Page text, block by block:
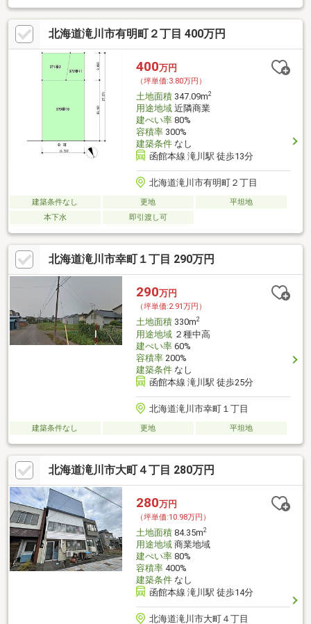
北海道滝川市有明町２丁目 400万円
400万円
（坪単価:3.80万円）
土地面積347.09m2
用途地域近隣商業
建ぺい率80%
容積率300%
建築条件なし
函館本線 滝川駅 徒歩13分
北海道滝川市有明町２丁目
建築条件なし 更地
平坦地
本下水
即引渡し可
北海道滝川市幸町１丁目 290万円
290万円
（坪単価:2.91万円）
土地面積330m2
用途地域２種中高
建ぺい率60%
容積率200%
建築条件なし
函館本線 滝川駅 徒歩25分
北海道滝川市幸町１丁目
建築条件なし 更地 平坦地
北海道滝川市大町４丁目 280万円
280万円
（坪単価:10.98万円）
土地面積84.35m2
用途地域商業地域
建ぺい率80%
容積率400%
建築条件なし
函館本線 滝川駅 徒歩14分
北海道滝川市大町４丁目